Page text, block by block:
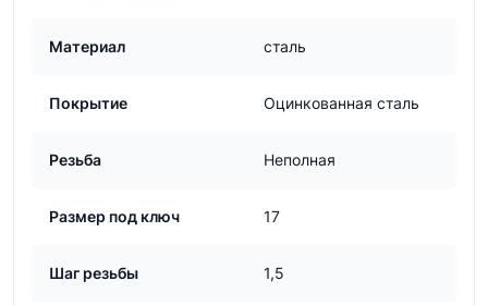
Материал сталь
Покрытие Оцинкованная сталь
Резьба Неполная
Размер под ключ 17
Шаг резьбы 1,5